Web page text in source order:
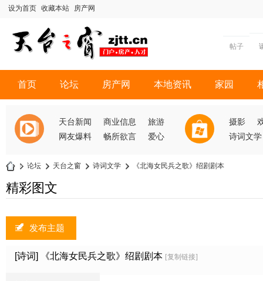
设为首页 收藏本站 房产网
帖子
首页 论坛 房产网 本地资讯 家园
天台新闻 商业信息
旅游
网友爆料
畅所欲言 爱心
摄影
诗词文学
天
台
之
» 论坛 › 天台之窗 › 诗词文学 › 《北海女民兵之歌》绍剧剧本
精彩图文
发布主题
[诗词] 《北海女民兵之歌》绍剧剧本 [复制链接]